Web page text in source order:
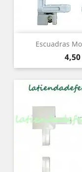
Escuadras
4,50